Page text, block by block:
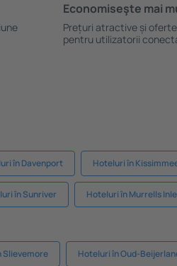
Economiseşte mai
Prețuri atractive și
pentru utilizatorii
în Davenport Hoteluri în
în Sunriver Hoteluri în Murrells
Slievemore Hoteluri în Oud-